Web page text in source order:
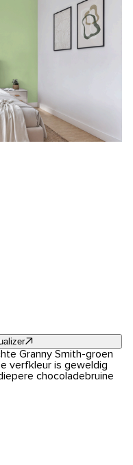
Granny Smith-groen
verfkleur is geweldig
chocoladebruine